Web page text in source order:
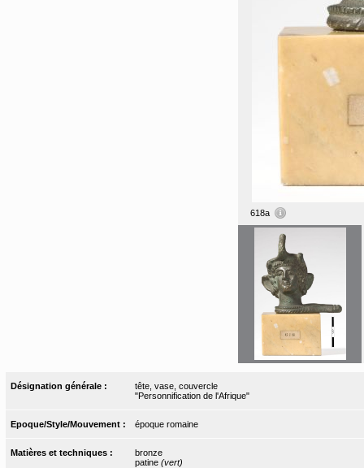
618a
Désignation générale :
tête, vase, couvercle
"Personnification de l'Afrique"
Epoque/Style/Mouvement : époque romaine
Matières et techniques :
bronze
patine (vert)